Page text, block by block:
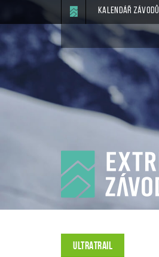
Kalendář závodů
ULTRATRAIL